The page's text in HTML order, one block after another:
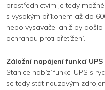
prostřednictvím je tedy
s vysokým příkonem až do
nebo vysavače, aniž by
ochranou proti přetížení.
Záložní napájení funkcí UPS
Stanice nabízí funkci UPS s
se tedy stát nouzovým